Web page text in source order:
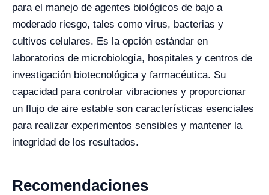
para el manejo de agentes biológicos de bajo a
moderado riesgo, tales como virus, bacterias y
cultivos celulares. Es la opción estándar en
laboratorios de microbiología, hospitales y centros de
investigación biotecnológica y farmacéutica. Su
capacidad para controlar vibraciones y proporcionar
un flujo de aire estable son características esenciales
para realizar experimentos sensibles y mantener la
integridad de los resultados.
Recomendaciones